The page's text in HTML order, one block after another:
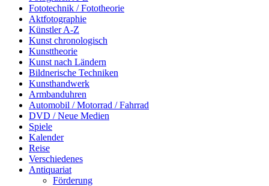
Fototechnik / Fototheorie
Aktfotographie
Künstler A-Z
Kunst chronologisch
Kunsttheorie
Kunst nach Ländern
Bildnerische Techniken
Kunsthandwerk
Armbanduhren
Automobil / Motorrad / Fahrrad
DVD / Neue Medien
Spiele
Kalender
Reise
Verschiedenes
Antiquariat
Förderung